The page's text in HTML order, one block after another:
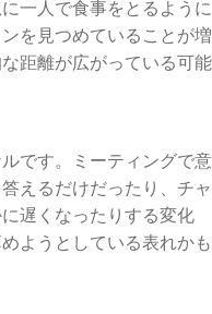
一人で食事をとるように
を見つめていることが増
距離が広がっている可能
です。ミーティングで意
えるだけだったり、チャ
遅くなったりする変化
ようとしている表れかも